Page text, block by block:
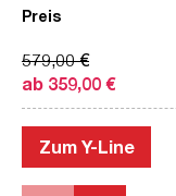
Preis
ab 359,00 €
579,00 €
Zum Y-Line